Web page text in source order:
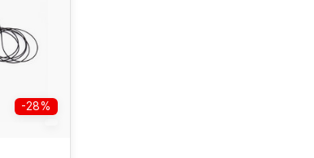
-28%